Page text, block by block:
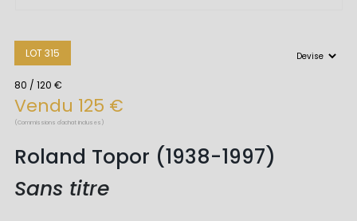
LOT 315
80 / 120 €
Vendu 125 €
(Commissions d'achat incluses)
Roland Topor (1938-1997)
Sans titre